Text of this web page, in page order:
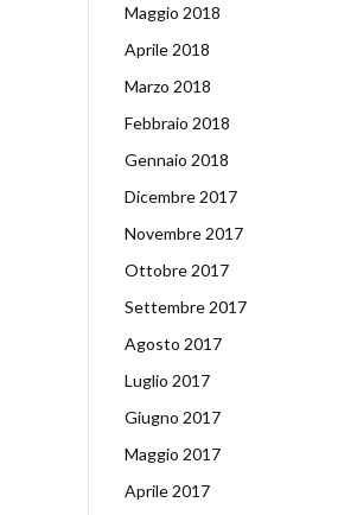
Maggio 2018
Aprile 2018
Marzo 2018
Febbraio 2018
Gennaio 2018
Dicembre 2017
Novembre 2017
Ottobre 2017
Settembre 2017
Agosto 2017
Luglio 2017
Giugno 2017
Maggio 2017
Aprile 2017